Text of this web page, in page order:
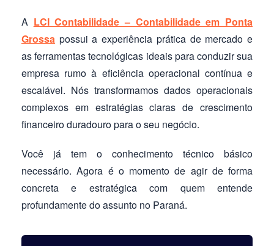
A LCI Contabilidade – Contabilidade em Ponta
Grossa possui a experiência prática de mercado e
as ferramentas tecnológicas ideais para conduzir sua
empresa rumo à eficiência operacional contínua e
escalável. Nós transformamos dados operacionais
complexos em estratégias claras de crescimento
financeiro duradouro para o seu negócio.
Você já tem o conhecimento técnico básico
necessário. Agora é o momento de agir de forma
concreta e estratégica com quem entende
profundamente do assunto no Paraná.